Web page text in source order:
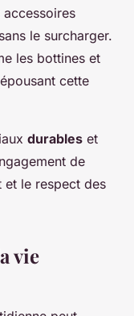
accessoires
le surcharger.
les bottines et
cette
durables et
de
et le respect des
vie